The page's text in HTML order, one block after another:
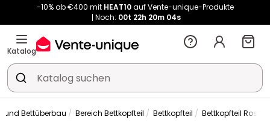
Noch:00t 22h 20m 04s
Kauf-unique wird zu Vente-unique - Gleicher Shop, neuer Name!
-10% ab €400 mitHEAT10auf Vente-unique-Produkte
Noch:00t22h
Katalog
und Bettüberbau Bereich Bettkopfteil Bettkopfteil Bettkopfteil Rosa